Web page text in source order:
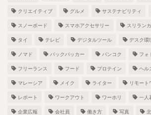
クリエイティブ グルメ サステナビリティ
スノーボード スマホアクセサリー スリランカ
タイ テレビ デジタルツール デスク環
ノマド バックパッカー バンコク フォ
フリーランス フード プロテイン ヘル
マレーシア メイク ライター リモート
レポート ワークアウト ワーホリ 一人
企業広報 会社員 働き方 写真